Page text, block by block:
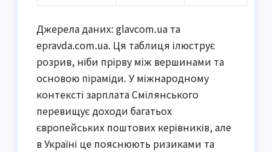
Джерела даних: glavcom.ua та
epravda.com.ua. Ця таблиця ілюструє
розрив, ніби прірву між вершинами та
основою піраміди. У міжнародному
контексті зарплата Смілянського
перевищує доходи багатьох
європейських поштових керівників, але
в Україні це пояснюють ризиками та